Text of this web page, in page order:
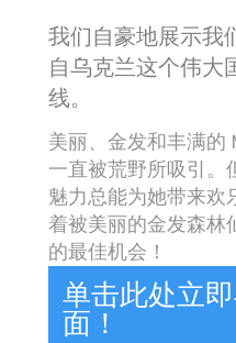
我们自豪地展示我
自乌克兰这个伟大
线。
美丽、金发和丰满的
一直被荒野所吸引。
魅力总能为她带来欢
着被美丽的金发森林
的最佳机会！
单击此处立
面！